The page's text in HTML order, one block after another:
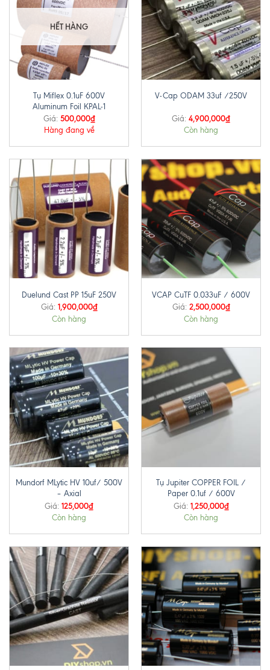
HẾT HÀNG
Tụ Miflex 0.1uF 600V
Aluminum Foil KPAL-1
Giá: 500,000₫
Hàng đang về
V-Cap ODAM 33uf /250V
Giá: 4,900,000₫
Còn hàng
Duelund Cast PP 15uF 250V
Giá: 1,900,000₫
Còn hàng
VCAP CuTF 0.033uF / 600V
Giá: 2,500,000₫
Còn hàng
Mundorf MLytic HV 10uf/ 500V
– Axial
Giá: 125,000₫
Còn hàng
Tụ Jupiter COPPER FOIL /
Paper 0.1uf / 600V
Giá: 1,250,000₫
Còn hàng